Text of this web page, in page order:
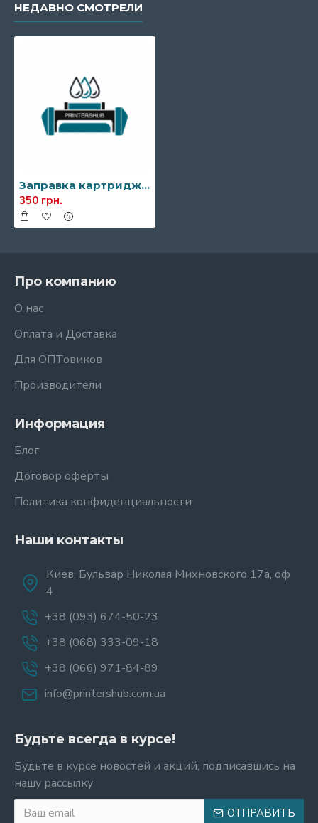
НЕДАВНО СМОТРЕЛИ
Заправка картриджа Pantum PC-211EV
350 грн.
Про компанию
О нас
Оплата и Доставка
Для ОПТовиков
Производители
Информация
Блог
Договор оферты
Политика конфиденциальности
Наши контакты
Киев, Бульвар Николая Михновского 17а, оф
4
+38 (093) 674-50-23
+38 (068) 333-09-18
+38 (066) 971-84-89
info@printershub.com.ua
Будьте всегда в курсе!
Будьте в курсе новостей и акций, подписавшись на
нашу рассылку
ОТПРАВИТЬ